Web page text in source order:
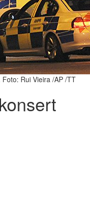
Rui Vieira /AP /TT